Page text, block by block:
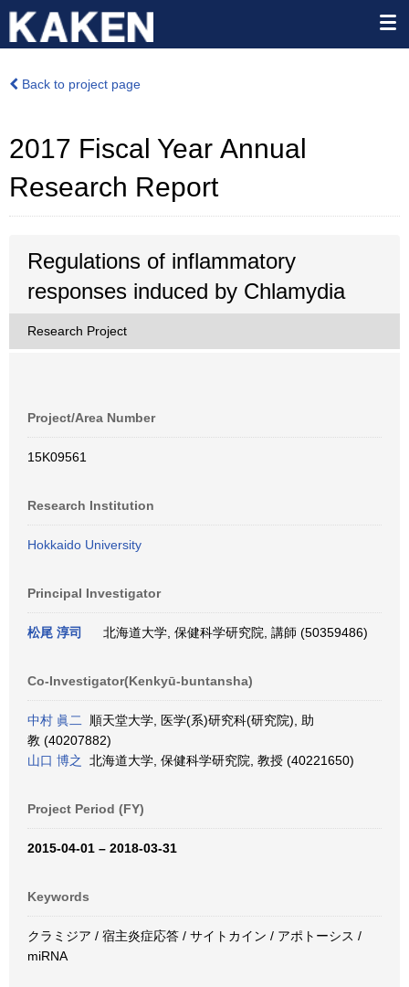
Back to project page
2017 Fiscal Year Annual
Research Report
Regulations of inflammatory
responses induced by Chlamydia
Research Project
Project/Area Number
15K09561
Research Institution
Hokkaido University
Principal Investigator
松尾 淳司 北海道大学, 保健科学研究院, 講師 (50359486)
Co-Investigator(Kenkyū-buntansha)
中村 眞二
順天堂大学, 医学(系)研究科(研究院), 助
教 (40207882)
山口 博之
北海道大学, 保健科学研究院, 教授 (40221650)
Project Period (FY)
2015-04-01 – 2018-03-31
Keywords
クラミジア / 宿主炎症応答 / サイトカイン / アポトーシス /
miRNA